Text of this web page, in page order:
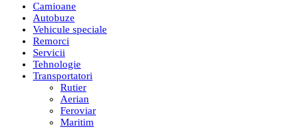
Camioane
Autobuze
Vehicule speciale
Remorci
Servicii
Tehnologie
Transportatori
Rutier
Aerian
Feroviar
Maritim